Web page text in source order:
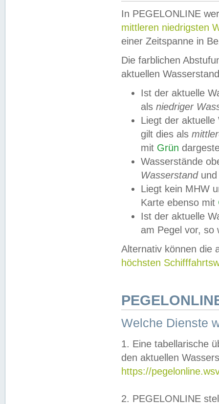
In PEGELONLINE
mittleren niedrigsten
einer Zeitspanne in
Die farblichen
aktuellen
Ist der aktuelle
als niedriger
Liegt der
gilt dies als
mit Grün
Wasserstände
Wasserstandund
Liegt kein MHW
Karte ebenso mit
Ist der aktuelle
am Pegel vor,
Alternativ können die
höchsten
Welche Dienste
1. Eine tabellarische
den aktuellen
https://
2. PEGELONLINE